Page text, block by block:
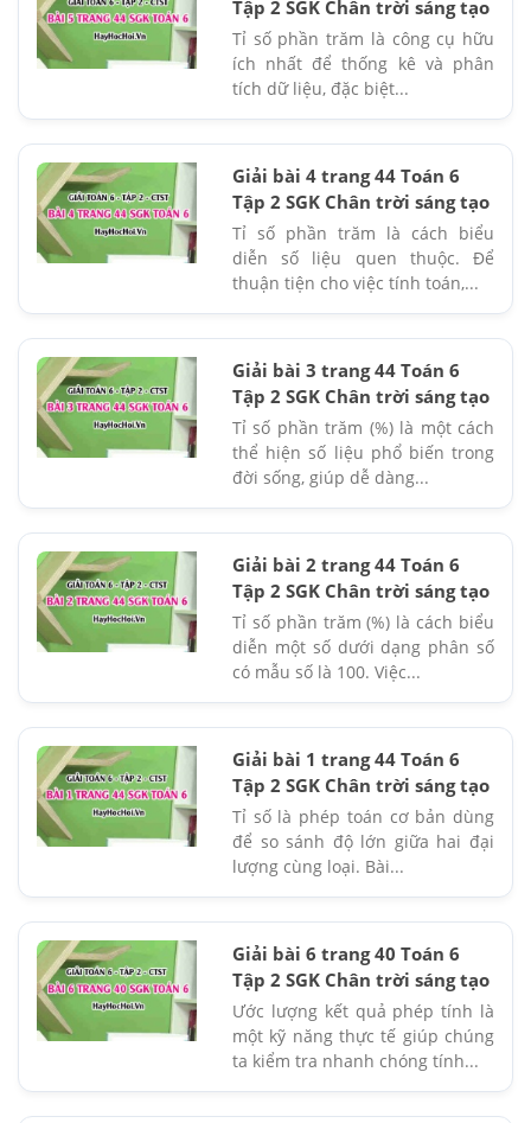
Tập 2 SGK Chân trời sáng tạo
Tỉ số phần trăm là công cụ hữu
ích nhất để thống kê và phân
tích dữ liệu, đặc biệt...
Giải bài 4 trang 44 Toán 6
Tập 2 SGK Chân trời sáng tạo
Tỉ số phần trăm là cách biểu
diễn số liệu quen thuộc. Để
thuận tiện cho việc tính toán,...
Giải bài 3 trang 44 Toán 6
Tập 2 SGK Chân trời sáng tạo
Tỉ số phần trăm (%) là một cách
thể hiện số liệu phổ biến trong
đời sống, giúp dễ dàng...
Giải bài 2 trang 44 Toán 6
Tập 2 SGK Chân trời sáng tạo
Tỉ số phần trăm (%) là cách biểu
diễn một số dưới dạng phân số
có mẫu số là 100. Việc...
Giải bài 1 trang 44 Toán 6
Tập 2 SGK Chân trời sáng tạo
Tỉ số là phép toán cơ bản dùng
để so sánh độ lớn giữa hai đại
lượng cùng loại. Bài...
Giải bài 6 trang 40 Toán 6
Tập 2 SGK Chân trời sáng tạo
Ước lượng kết quả phép tính là
một kỹ năng thực tế giúp chúng
ta kiểm tra nhanh chóng tính...